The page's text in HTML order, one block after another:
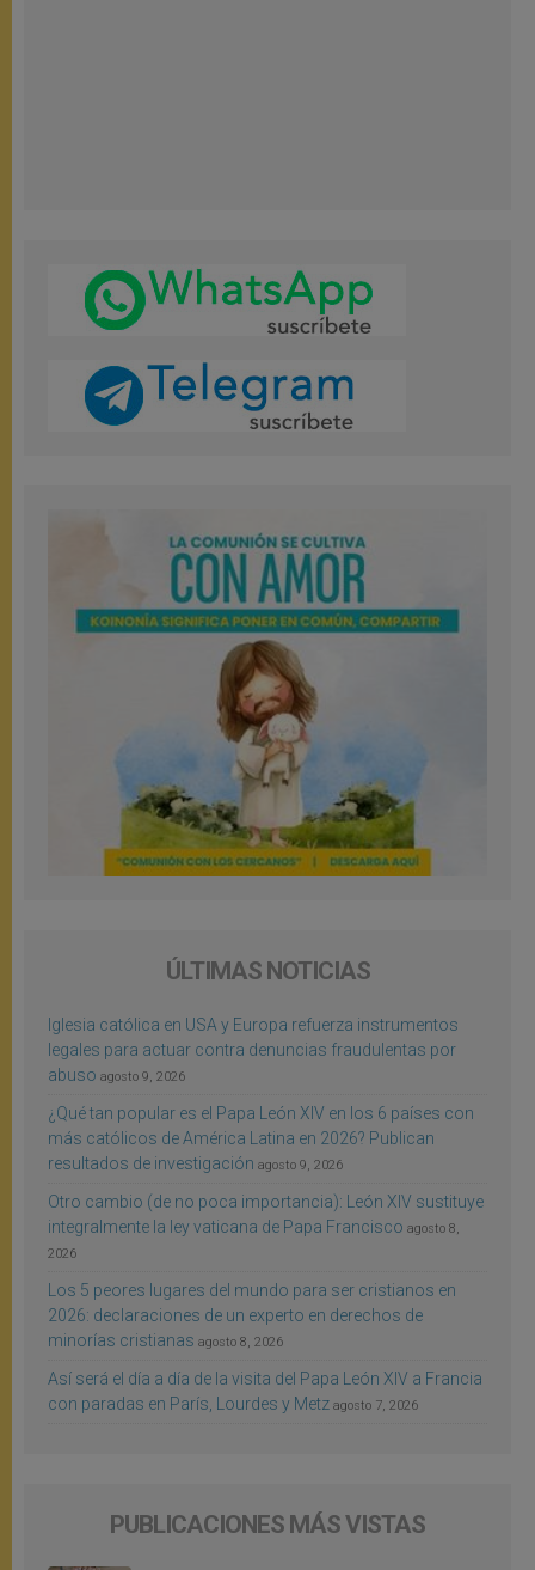
ÚLTIMAS NOTICIAS
Iglesia católica en USA y Europa refuerza instrumentos
legales para actuar contra denuncias fraudulentas por
abuso agosto 9, 2026
¿Qué tan popular es el Papa León XIV en los 6 países con
más católicos de América Latina en 2026? Publican
resultados de investigación agosto 9, 2026
Otro cambio (de no poca importancia): León XIV sustituye
integralmente la ley vaticana de Papa Francisco agosto 8,
2026
Los 5 peores lugares del mundo para ser cristianos en
2026: declaraciones de un experto en derechos de
minorías cristianas agosto 8, 2026
Así será el día a día de la visita del Papa León XIV a Francia
con paradas en París, Lourdes y Metz agosto 7, 2026
PUBLICACIONES MÁS VISTAS